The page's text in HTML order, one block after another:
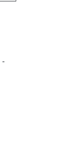
-